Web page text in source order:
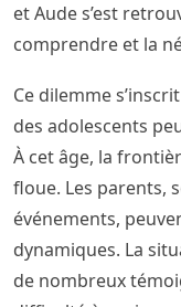
et Aude s’est
comprendre et la
Ce dilemme
des adolescents
À cet âge, la
floue. Les parents,
événements,
dynamiques. La
de nombreux